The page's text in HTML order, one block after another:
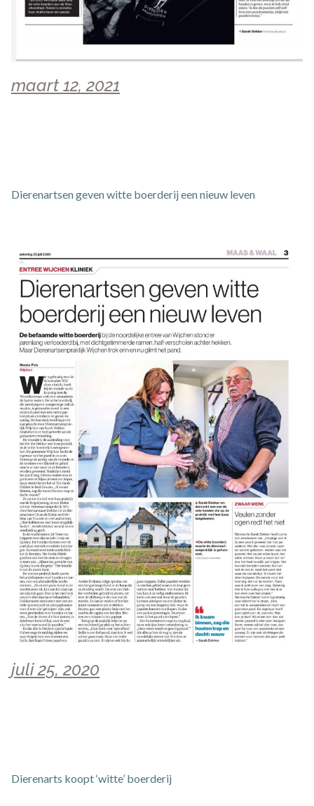
maart 12, 2021
Dierenartsen geven witte boerderij een nieuw leven
juli 25, 2020
Dierenarts koopt ‘witte’ boerderij